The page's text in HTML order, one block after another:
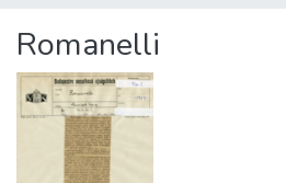
Statistics
About us
Romanelli